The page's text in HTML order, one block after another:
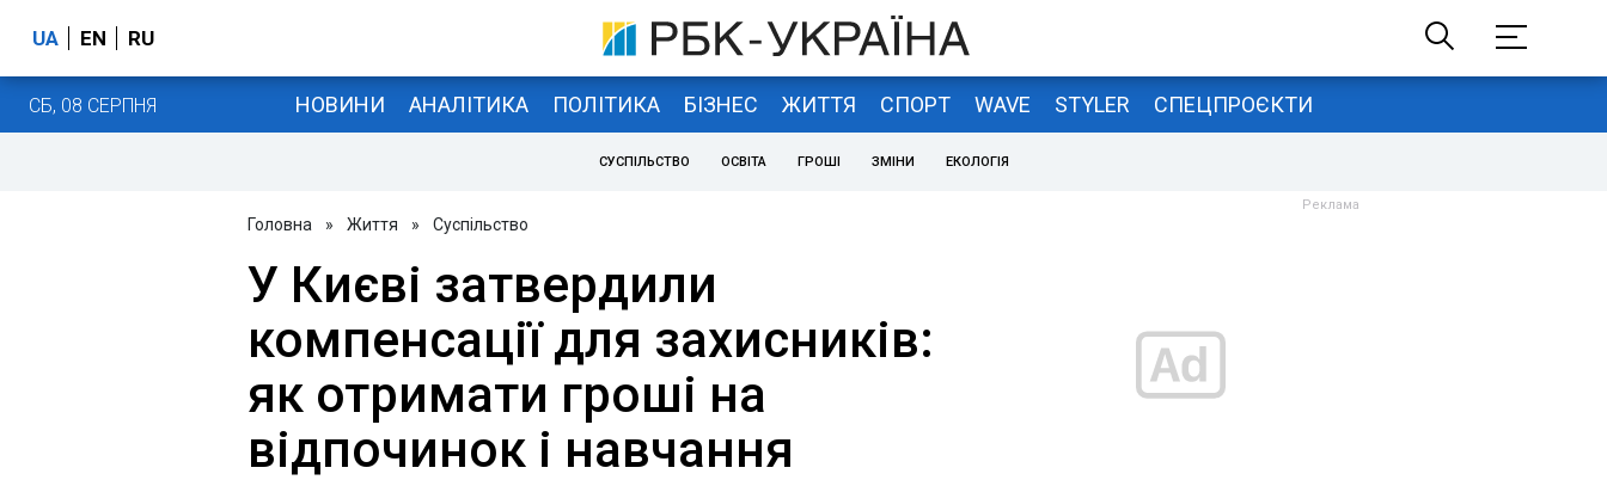
UA EN RU
СБ, 08 СЕРПНЯ НОВИНИ АНАЛІТИКА ПОЛІТИКА БІЗНЕС ЖИТТЯ СПОРТ WAVE STYLER СПЕЦПРОЄКТИ
СУСПІЛЬСТВО ОСВІТА ГРОШІ ЗМІНИ ЕКОЛОГІЯ
Головна » Життя » Суспільство
У Києві затвердили
компенсації для захисників:
як отримати гроші на
відпочинок і навчання